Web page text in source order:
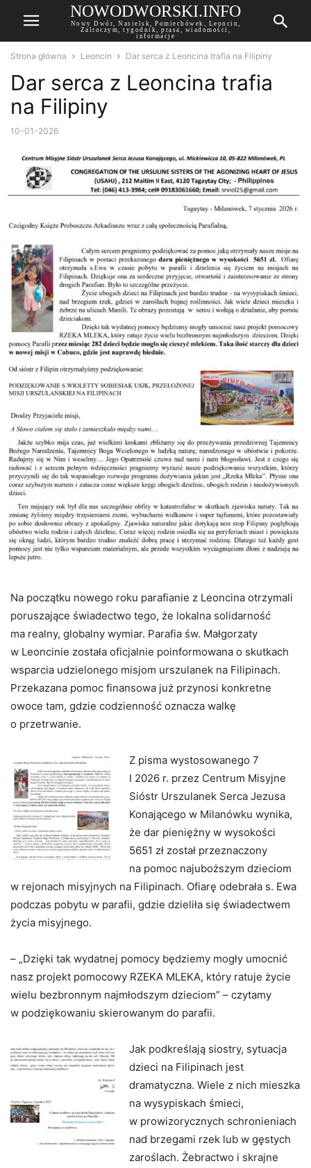
NOWODWORSKI.INFO
Nowy Dwór, Nasielsk, Pomiechówek, Leoncin,
Zalroczym, tygodnik, prasa, wiadomości,
informacje
Strona główna Leoncin Dar serca z Leoncina trafia na Filipiny
Dar serca z Leoncina trafia
na Filipiny
10-01-2026
Na początku nowego roku parafianie z Leoncina otrzymali
poruszające świadectwo tego, że lokalna solidarność
ma realny, globalny wymiar. Parafia św. Małgorzaty
w Leoncinie została oficjalnie poinformowana o skutkach
wsparcia udzielonego misjom urszulanek na Filipinach.
Przekazana pomoc finansowa już przynosi konkretne
owoce tam, gdzie codzienność oznacza walkę
o przetrwanie.
Z pisma wystosowanego 7
I 2026 r. przez Centrum Misyjne
Sióstr Urszulanek Serca Jezusa
Konającego w Milanówku wynika,
że dar pieniężny w wysokości
5651 zł został przeznaczony
na pomoc najuboższym dzieciom
w rejonach misyjnych na Filipinach. Ofiarę odebrała s. Ewa
podczas pobytu w parafii, gdzie dzieliła się świadectwem
życia misyjnego.
– „Dzięki tak wydatnej pomocy będziemy mogły umocnić
nasz projekt pomocowy RZEKA MLEKA, który ratuje życie
wielu bezbronnym najmłodszym dzieciom” – czytamy
w podziękowaniu skierowanym do parafii.
Jak podkreślają siostry, sytuacja
dzieci na Filipinach jest
dramatyczna. Wiele z nich mieszka
na wysypiskach śmieci,
w prowizorycznych schronieniach
nad brzegami rzek lub w gęstych
zaroślach. Żebractwo i skrajne